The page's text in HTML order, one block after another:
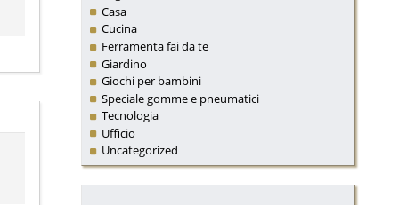
Casa
Cucina
Ferramenta fai da te
Giardino
Giochi per bambini
Speciale gomme e pneumatici
Tecnologia
Ufficio
Uncategorized